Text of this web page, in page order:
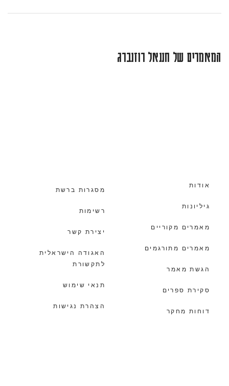
המאמרים של חננאל רוזנברג
אודות
גיליונות
מאמרים מקוריים
מאמרים מתורגמים
הגשת מאמר
סקירת ספרים
דוחות מחקר
מסגרות ברשת
רשימות
יצירת קשר
האגודה הישראלית
לתקשורת
תנאי שימוש
הצהרת נגישות